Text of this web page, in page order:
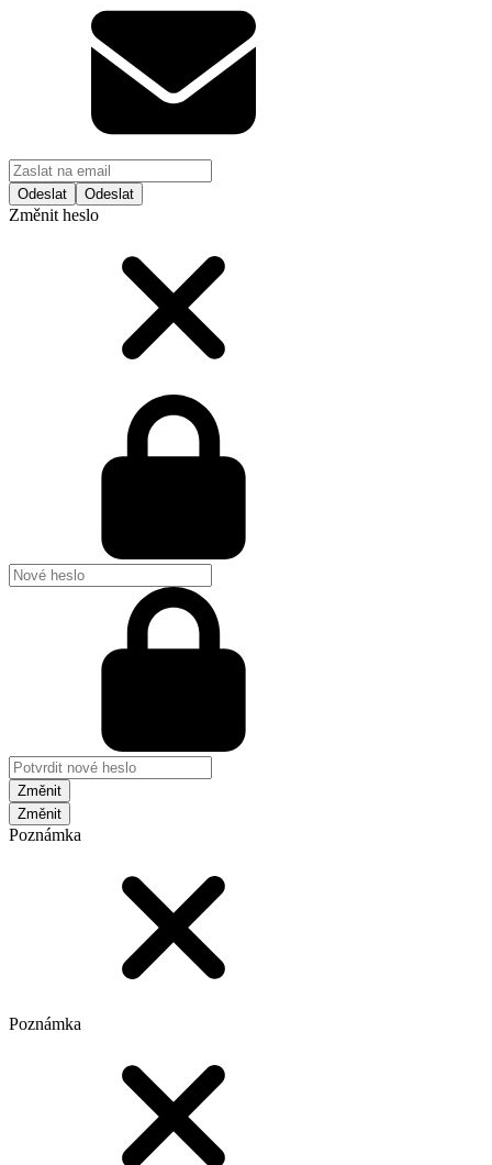
Odeslat
Změnit heslo
Změnit
Poznámka
Poznámka